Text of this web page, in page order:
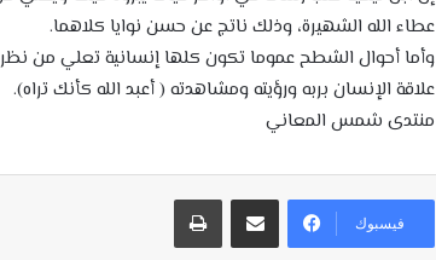
عطاء الله الشهيرة، وذلك ناتج عن حسن نوايا كلاهما.
وأما أحوال الشطح عموما تكون كلها إنسانية تعلي من
علاقة الإنسان بربه ورؤيته ومشاهدته ( أعبد الله كأنك تراه).
منتدى شمس المعاني
فيسبوك
مشاركة عبر البريد طباعة